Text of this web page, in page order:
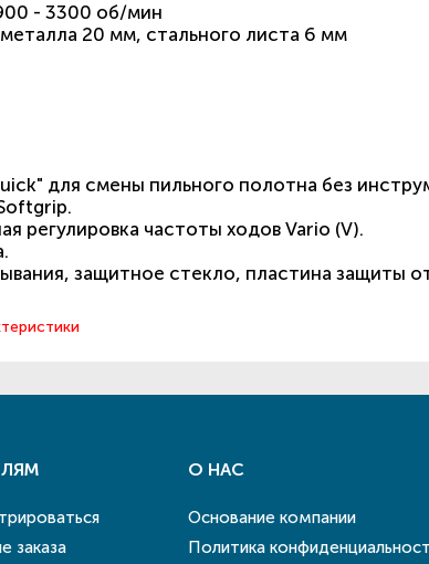
- 3300 об/мин
20 мм, стального листа 6 мм
для смены пильного полотна без
регулировка частоты ходов Vario (V).
защитное стекло, пластина защиты
заказа
О НАС
Основание компании
Политика